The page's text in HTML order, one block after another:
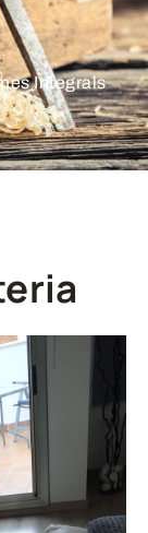
Projectes
Empresa
Contacte
Integrals